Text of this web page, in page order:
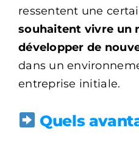
ressentent une
souhaitent vivre un
développer de
dans un
entreprise initiale.
Quels